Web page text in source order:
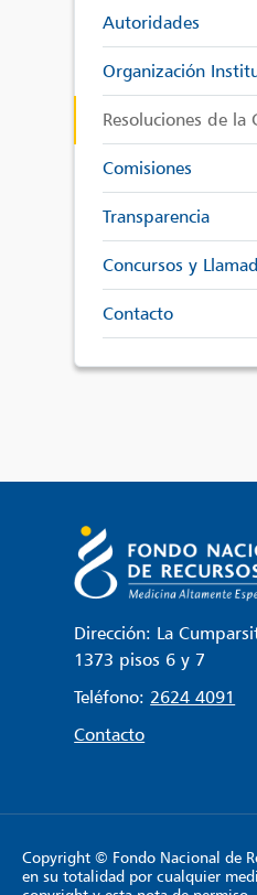
Autoridades
Organización
Resoluciones de la
Comisiones
Transparencia
Concursos y
Contacto
Dirección: La
1373 pisos 6 y 7
Teléfono: 2624 4091
Contacto
Copyright © Fondo Nacional de
en su totalidad por cualquier